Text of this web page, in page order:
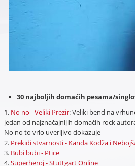
30 najboljih domaćih pesama/
1. No no - Veliki Prezir: Veliki bend na
jedan od najznačajnijih domaćih rock
No no to vrlo uverljivo dokazuje
2. Prekidi stvarnosti - Kanda Kodža i
3. Bubi bubi - Ptice
4.Superheroj - Stuttgart Online